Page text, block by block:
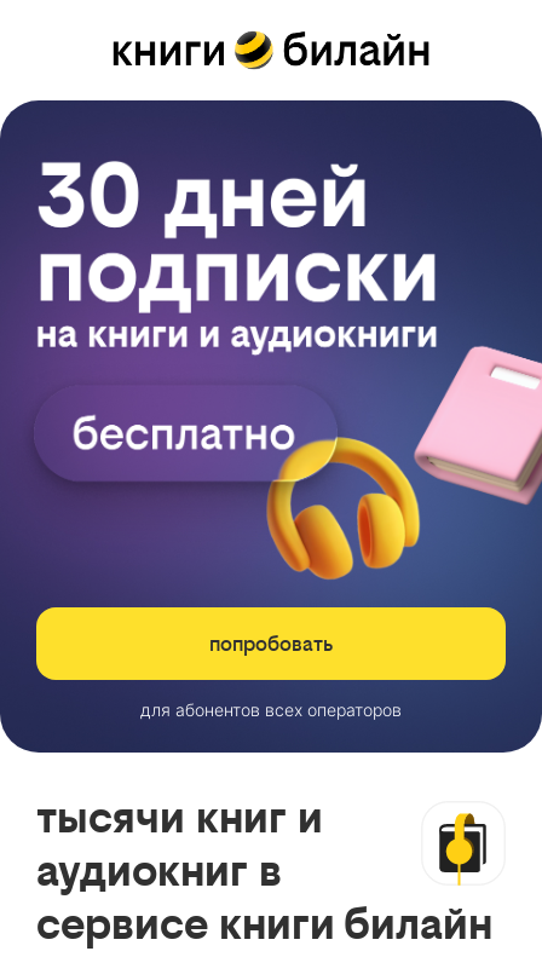
попробовать
для абонентов всех операторов
тысячи книг и
аудиокниг в
сервисе книги билайн